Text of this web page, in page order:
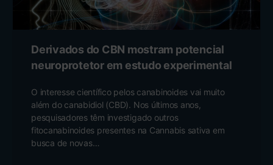
Derivados do CBN mostram potencial
neuroprotetor em estudo experimental
O interesse científico pelos canabinoides vai muito
além do canabidiol (CBD). Nos últimos anos,
pesquisadores têm investigado outros
fitocanabinoides presentes na Cannabis sativa em
busca de novas…